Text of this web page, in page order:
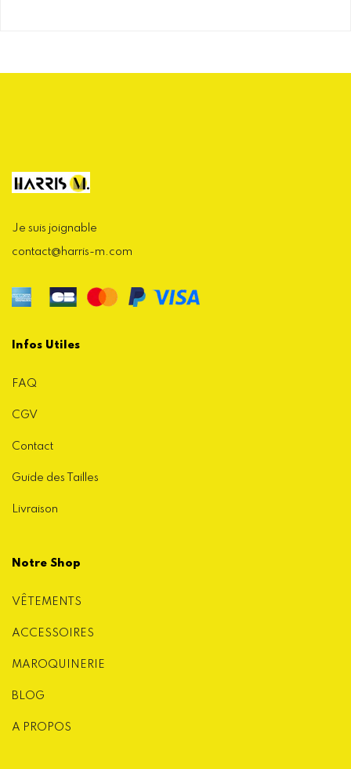
Je suis joignable
contact@harris-m.com
Infos Utiles
FAQ
CGV
Contact
Guide des Tailles
Livraison
Notre Shop
VÊTEMENTS
ACCESSOIRES
MAROQUINERIE
BLOG
A PROPOS